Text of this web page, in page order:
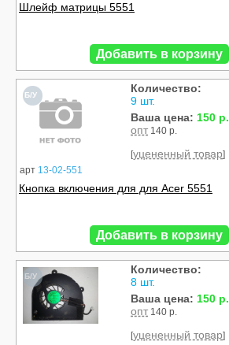
Шлейф матрицы 5551
Добавить в корзину
Б/У
арт 13-02-551
Количество:
9 шт.
Ваша цена: 150 р.
опт 140 р.
[уцененный товар]
Кнопка включения для для Acer 5551
Добавить в корзину
Б/У
Количество:
8 шт.
Ваша цена: 150 р.
опт 140 р.
[уцененный товар]